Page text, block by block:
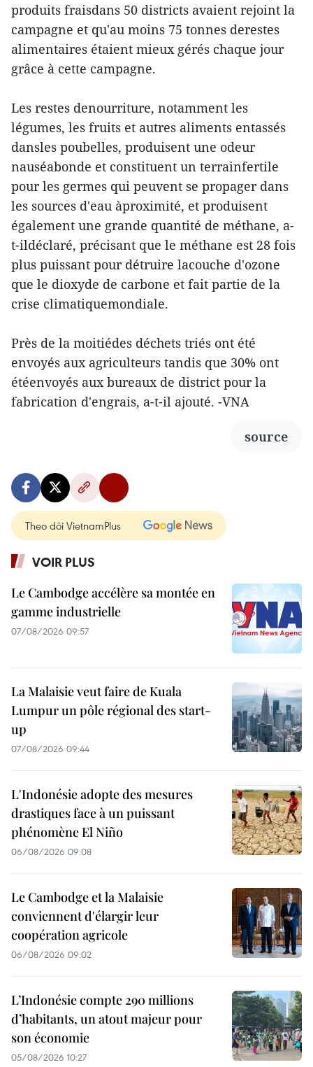
produits fraisdans 50 districts avaient rejoint la
campagne et qu'au moins 75 tonnes derestes
alimentaires étaient mieux gérés chaque jour
grâce à cette campagne.
Les restes denourriture, notamment les
légumes, les fruits et autres aliments entassés
dansles poubelles, produisent une odeur
nauséabonde et constituent un terrainfertile
pour les germes qui peuvent se propager dans
les sources d'eau àproximité, et produisent
également une grande quantité de méthane, a-
t-ildéclaré, précisant que le méthane est 28 fois
plus puissant pour détruire lacouche d'ozone
que le dioxyde de carbone et fait partie de la
crise climatiquemondiale.
Près de la moitiédes déchets triés ont été
envoyés aux agriculteurs tandis que 30% ont
étéenvoyés aux bureaux de district pour la
fabrication d'engrais, a-t-il ajouté. -VNA
source
Theo dõi VietnamPlus
VOIR PLUS
Le Cambodge accélère sa montée en
gamme industrielle
07/08/2026 09:57
La Malaisie veut faire de Kuala
Lumpur un pôle régional des start-
up
07/08/2026 09:44
L'Indonésie adopte des mesures
drastiques face à un puissant
phénomène El Niño
06/08/2026 09:08
Le Cambodge et la Malaisie
conviennent d'élargir leur
coopération agricole
06/08/2026 09:02
L’Indonésie compte 290 millions
d’habitants, un atout majeur pour
son économie
05/08/2026 10:27